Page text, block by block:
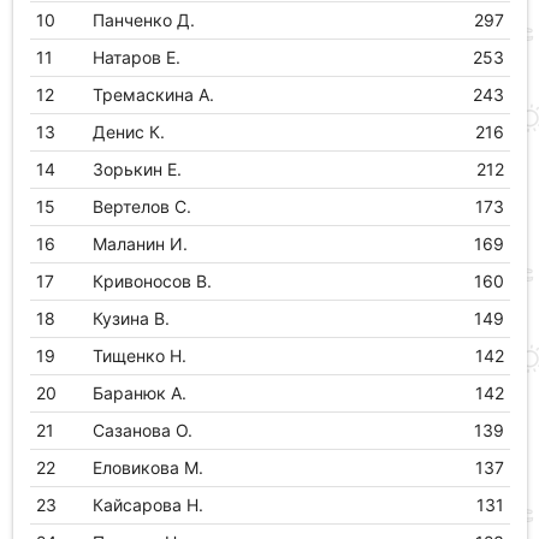
10 Панченко Д.
297
11
Натаров Е.
253
12
Тремаскина А.
243
13
Денис К.
216
14
Зорькин Е.
212
15
Вертелов С.
173
16
Маланин И.
169
17
Кривоносов В.
160
18
Кузина В.
149
19
Тищенко Н.
142
20
Баранюк А.
142
21
Сазанова О.
139
22
Еловикова М.
137
23
Кайсарова Н.
131